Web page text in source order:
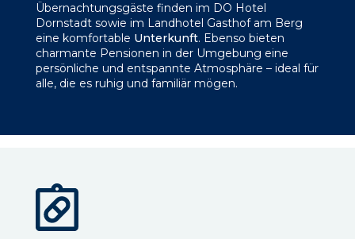
Übernachtungsgäste finden im DO Hotel
Dornstadt sowie im Landhotel Gasthof am Berg
eine komfortable Unterkunft. Ebenso bieten
charmante Pensionen in der Umgebung eine
persönliche und entspannte Atmosphäre – ideal für
alle, die es ruhig und familiär mögen.